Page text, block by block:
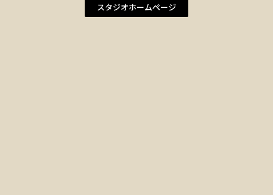
スタジオホームページ